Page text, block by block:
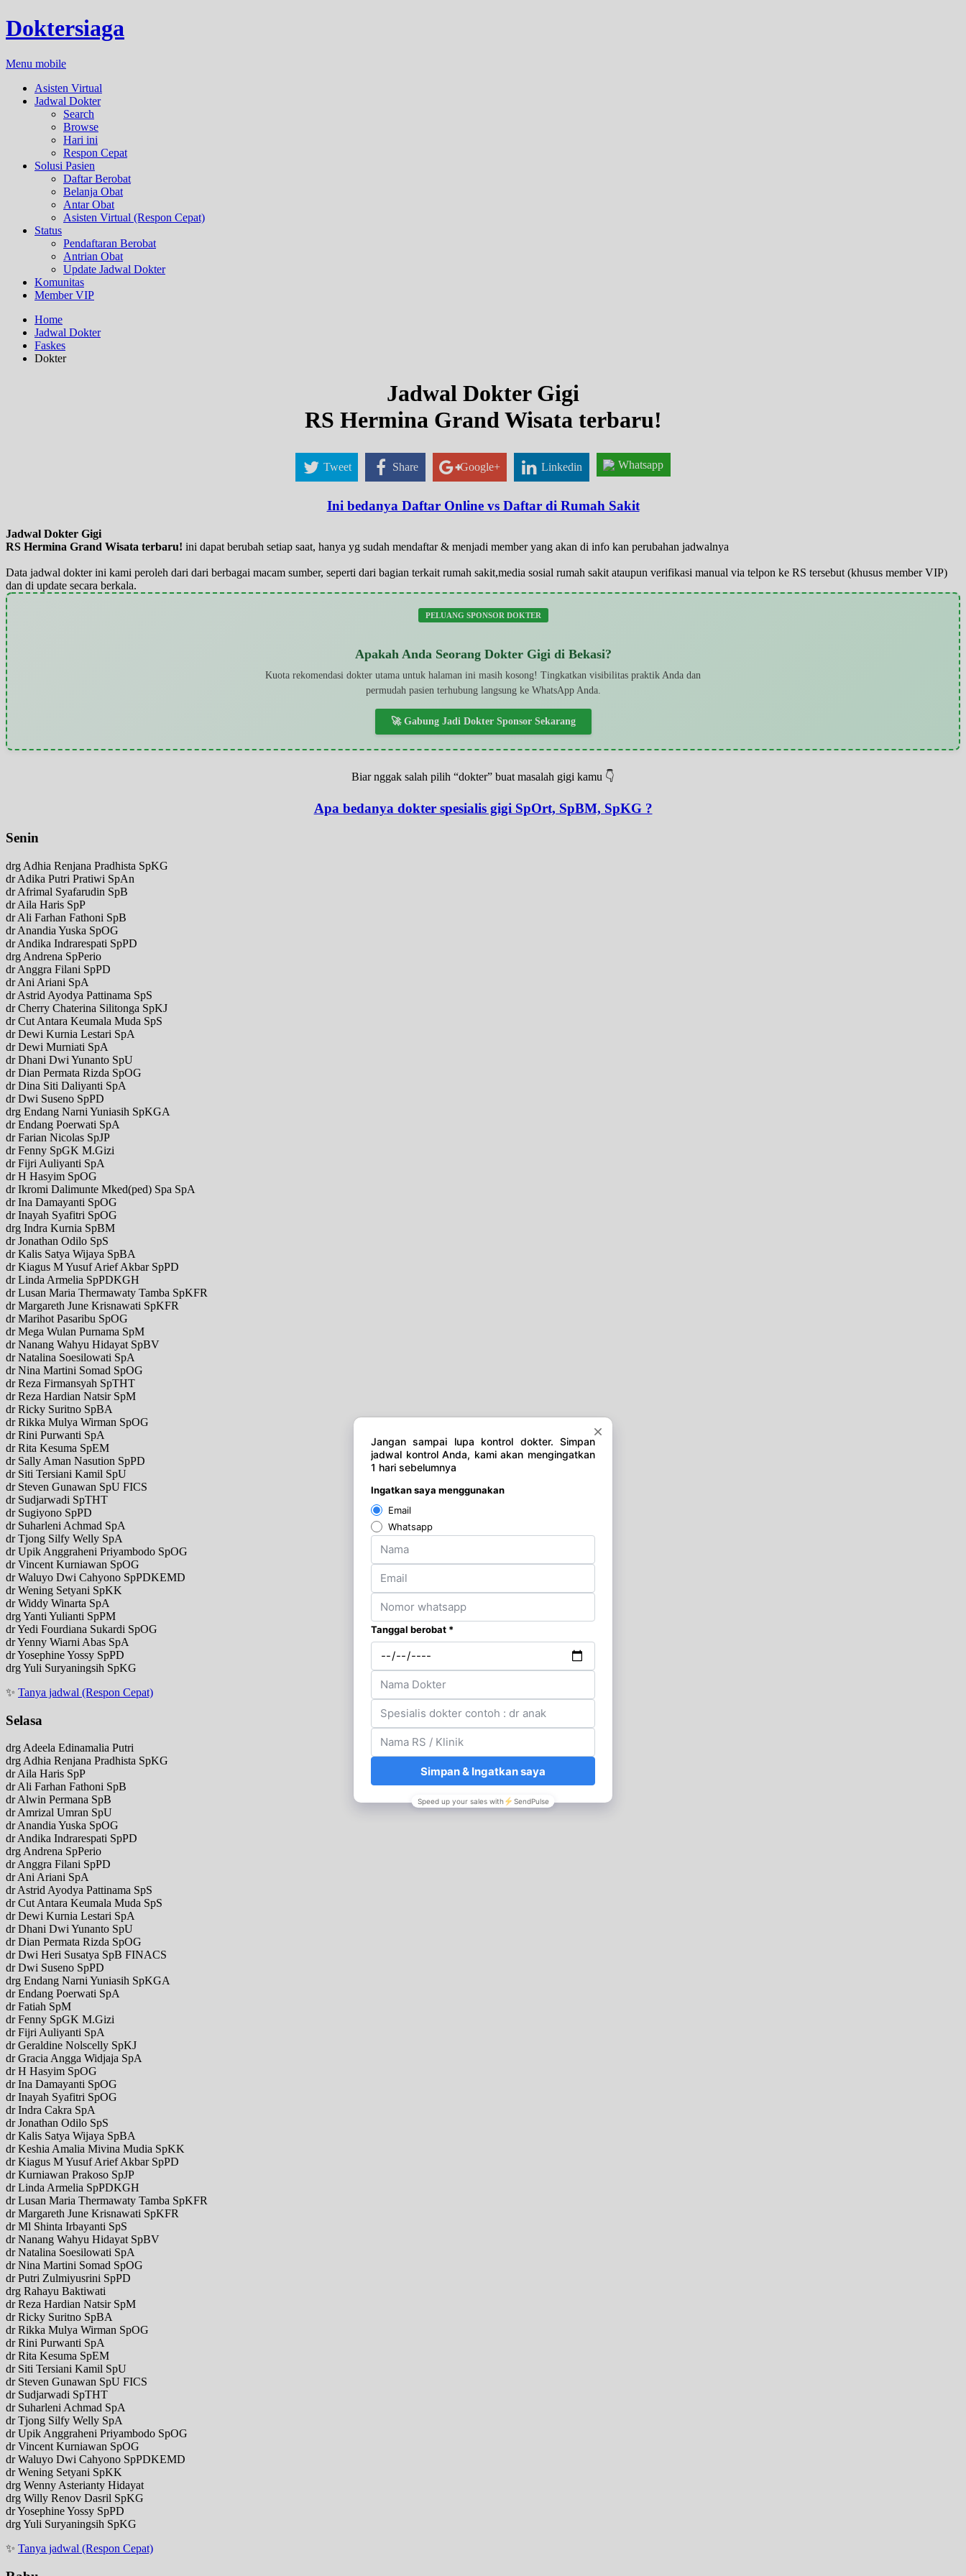
Doktersiaga
Menu mobile
Asisten Virtual
Jadwal Dokter
Search
Browse
Hari ini
Respon Cepat
Solusi Pasien
Daftar Berobat
Belanja Obat
Antar Obat
Asisten Virtual (Respon Cepat)
Status
Pendaftaran Berobat
Antrian Obat
Update Jadwal Dokter
Komunitas
Member VIP
Home
Jadwal Dokter
Faskes
Dokter
Jadwal Dokter Gigi
RS Hermina Grand Wisata terbaru!
Tweet Share Google+ Linkedin Whatsapp
Ini bedanya Daftar Online vs Daftar di Rumah Sakit
Jadwal Dokter Gigi
RS Hermina Grand Wisata terbaru! ini dapat berubah setiap saat, hanya yg sudah mendaftar & menjadi member yang akan di info kan perubahan jadwalnya
Data jadwal dokter ini kami peroleh dari dari berbagai macam sumber, seperti dari bagian terkait rumah sakit,media sosial rumah sakit ataupun verifikasi manual via telpon ke RS tersebut (khusus member VIP)
dan di update secara berkala.
PELUANG SPONSOR DOKTER
Apakah Anda Seorang Dokter Gigi di Bekasi?
Kuota rekomendasi dokter utama untuk halaman ini masih kosong! Tingkatkan visibilitas praktik Anda dan
permudah pasien terhubung langsung ke WhatsApp Anda.
🚀 Gabung Jadi Dokter Sponsor Sekarang
Biar nggak salah pilih “dokter” buat masalah gigi kamu 👇
Apa bedanya dokter spesialis gigi SpOrt, SpBM, SpKG ?
Senin
drg Adhia Renjana Pradhista SpKG
dr Adika Putri Pratiwi SpAn
dr Afrimal Syafarudin SpB
dr Aila Haris SpP
dr Ali Farhan Fathoni SpB
dr Anandia Yuska SpOG
dr Andika Indrarespati SpPD
drg Andrena SpPerio
dr Anggra Filani SpPD
dr Ani Ariani SpA
dr Astrid Ayodya Pattinama SpS
dr Cherry Chaterina Silitonga SpKJ
dr Cut Antara Keumala Muda SpS
dr Dewi Kurnia Lestari SpA
dr Dewi Murniati SpA
dr Dhani Dwi Yunanto SpU
dr Dian Permata Rizda SpOG
dr Dina Siti Daliyanti SpA
dr Dwi Suseno SpPD
drg Endang Narni Yuniasih SpKGA
dr Endang Poerwati SpA
dr Farian Nicolas SpJP
dr Fenny SpGK M.Gizi
dr Fijri Auliyanti SpA
dr H Hasyim SpOG
dr Ikromi Dalimunte Mked(ped) Spa SpA
dr Ina Damayanti SpOG
dr Inayah Syafitri SpOG
drg Indra Kurnia SpBM
dr Jonathan Odilo SpS
dr Kalis Satya Wijaya SpBA
dr Kiagus M Yusuf Arief Akbar SpPD
dr Linda Armelia SpPDKGH
dr Lusan Maria Thermawaty Tamba SpKFR
dr Margareth June Krisnawati SpKFR
dr Marihot Pasaribu SpOG
dr Mega Wulan Purnama SpM
dr Nanang Wahyu Hidayat SpBV
dr Natalina Soesilowati SpA
dr Nina Martini Somad SpOG
dr Reza Firmansyah SpTHT
dr Reza Hardian Natsir SpM
dr Ricky Suritno SpBA
dr Rikka Mulya Wirman SpOG
dr Rini Purwanti SpA
dr Rita Kesuma SpEM
dr Sally Aman Nasution SpPD
dr Siti Tersiani Kamil SpU
dr Steven Gunawan SpU FICS
dr Sudjarwadi SpTHT
dr Sugiyono SpPD
dr Suharleni Achmad SpA
dr Tjong Silfy Welly SpA
dr Upik Anggraheni Priyambodo SpOG
dr Vincent Kurniawan SpOG
dr Waluyo Dwi Cahyono SpPDKEMD
dr Wening Setyani SpKK
dr Widdy Winarta SpA
drg Yanti Yulianti SpPM
dr Yedi Fourdiana Sukardi SpOG
dr Yenny Wiarni Abas SpA
dr Yosephine Yossy SpPD
drg Yuli Suryaningsih SpKG
✨ Tanya jadwal (Respon Cepat)
Selasa
drg Adeela Edinamalia Putri
drg Adhia Renjana Pradhista SpKG
dr Aila Haris SpP
dr Ali Farhan Fathoni SpB
dr Alwin Permana SpB
dr Amrizal Umran SpU
dr Anandia Yuska SpOG
dr Andika Indrarespati SpPD
drg Andrena SpPerio
dr Anggra Filani SpPD
dr Ani Ariani SpA
dr Astrid Ayodya Pattinama SpS
dr Cut Antara Keumala Muda SpS
dr Dewi Kurnia Lestari SpA
dr Dhani Dwi Yunanto SpU
dr Dian Permata Rizda SpOG
dr Dwi Heri Susatya SpB FINACS
dr Dwi Suseno SpPD
drg Endang Narni Yuniasih SpKGA
dr Endang Poerwati SpA
dr Fatiah SpM
dr Fenny SpGK M.Gizi
dr Fijri Auliyanti SpA
dr Geraldine Nolscelly SpKJ
dr Gracia Angga Widjaja SpA
dr H Hasyim SpOG
dr Ina Damayanti SpOG
dr Inayah Syafitri SpOG
dr Indra Cakra SpA
dr Jonathan Odilo SpS
dr Kalis Satya Wijaya SpBA
dr Keshia Amalia Mivina Mudia SpKK
dr Kiagus M Yusuf Arief Akbar SpPD
dr Kurniawan Prakoso SpJP
dr Linda Armelia SpPDKGH
dr Lusan Maria Thermawaty Tamba SpKFR
dr Margareth June Krisnawati SpKFR
dr Ml Shinta Irbayanti SpS
dr Nanang Wahyu Hidayat SpBV
dr Natalina Soesilowati SpA
dr Nina Martini Somad SpOG
dr Putri Zulmiyusrini SpPD
drg Rahayu Baktiwati
dr Reza Hardian Natsir SpM
dr Ricky Suritno SpBA
dr Rikka Mulya Wirman SpOG
dr Rini Purwanti SpA
dr Rita Kesuma SpEM
dr Siti Tersiani Kamil SpU
dr Steven Gunawan SpU FICS
dr Sudjarwadi SpTHT
dr Suharleni Achmad SpA
dr Tjong Silfy Welly SpA
dr Upik Anggraheni Priyambodo SpOG
dr Vincent Kurniawan SpOG
dr Waluyo Dwi Cahyono SpPDKEMD
dr Wening Setyani SpKK
drg Wenny Asterianty Hidayat
drg Willy Renov Dasril SpKG
dr Yosephine Yossy SpPD
drg Yuli Suryaningsih SpKG
✨ Tanya jadwal (Respon Cepat)